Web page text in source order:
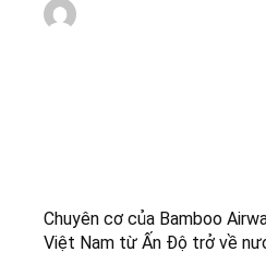
Chuyên cơ của Bamboo
Việt Nam từ Ấn Độ trở về